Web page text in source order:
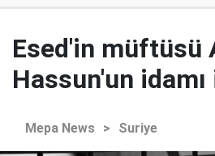
Esed'in müftüsü
Hassun'un
Mepa News > Suriye